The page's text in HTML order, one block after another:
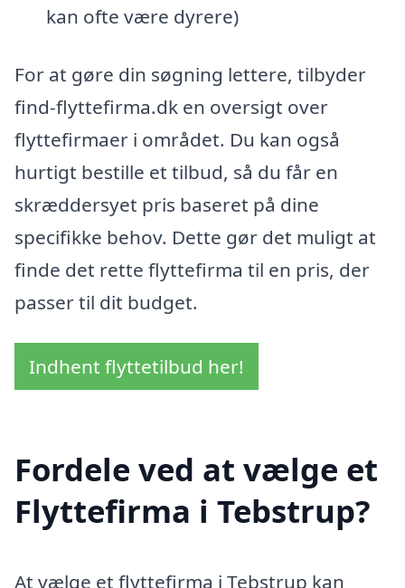
kan ofte være dyrere)
For at gøre din søgning lettere, tilbyder
find-flyttefirma.dk en oversigt over
flyttefirmaer i området. Du kan også
hurtigt bestille et tilbud, så du får en
skræddersyet pris baseret på dine
specifikke behov. Dette gør det muligt at
finde det rette flyttefirma til en pris, der
passer til dit budget.
Indhent flyttetilbud her!
Fordele ved at vælge et
Flyttefirma i Tebstrup?
At vælge et flyttefirma i Tebstrup kan